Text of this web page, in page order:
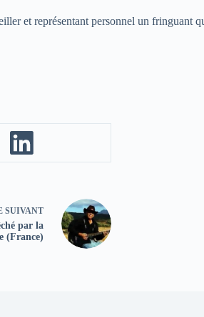
et représentant personnel un fringuant
SUIVANT
par la
(France)